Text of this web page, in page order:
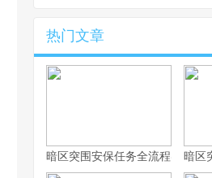
热门文章
暗区突围安保任务全流程实战指
暗区